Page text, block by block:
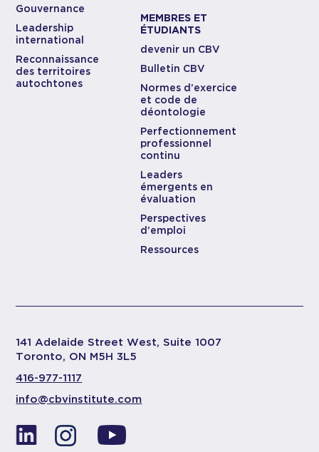
Gouvernance
Leadership
international
Reconnaissance
des territoires
autochtones
MEMBRES ET
ÉTUDIANTS
devenir un CBV
Bulletin CBV
Normes d’exercice
et code de
déontologie
Perfectionnement
professionnel
continu
Leaders
émergents en
évaluation
Perspectives
d’emploi
Ressources
141 Adelaide Street West, Suite 1007
Toronto, ON M5H 3L5
416-977-1117
info@cbvinstitute.com